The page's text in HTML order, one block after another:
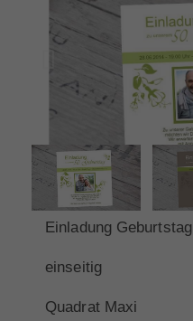
Einladung Geburtstag
einseitig
Quadrat Maxi